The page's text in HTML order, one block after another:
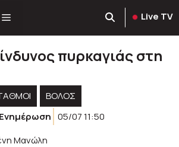
Live TV
πυρκαγιάς στη
ΒΟΛΟΣ
Ενημέρωση 05/07 11:50
Μανώλη